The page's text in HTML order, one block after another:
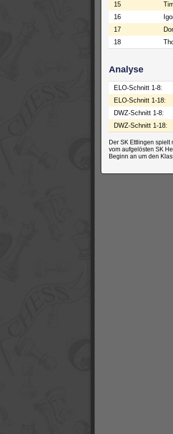
15
16
17
18
Analyse
ELO-Schnitt 1-8:
ELO-Schnitt 1-18:
DWZ-Schnitt 1-8:
DWZ-Schnitt 1-18:
Der SK Ettlingen
vom aufgelösten SK
Beginn an um den